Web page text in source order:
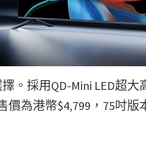
擇。採用QD-Mini LED超
價為港幣$4,799，75吋